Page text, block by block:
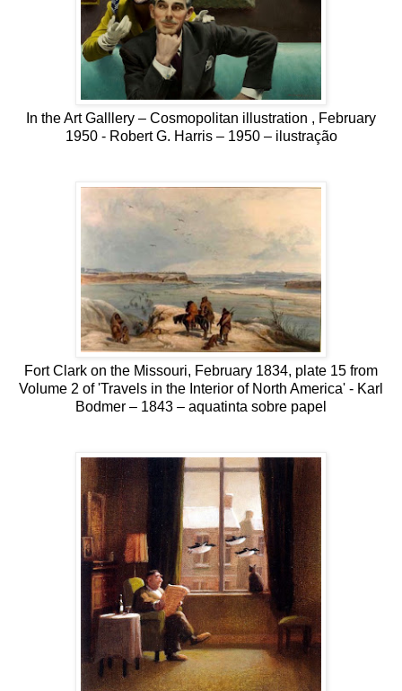
In the Art Galllery – Cosmopolitan illustration , February
1950 - Robert G. Harris – 1950 – ilustração
Fort Clark on the Missouri, February 1834, plate 15 from
Volume 2 of 'Travels in the Interior of North America' - Karl
Bodmer – 1843 – aquatinta sobre papel